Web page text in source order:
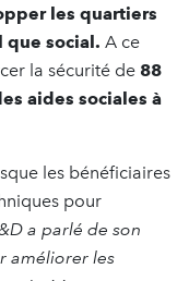
les quartiers
que social. A ce
la sécurité de 88
aides sociales à
les bénéficiaires
pour
a parlé de son
améliorer les